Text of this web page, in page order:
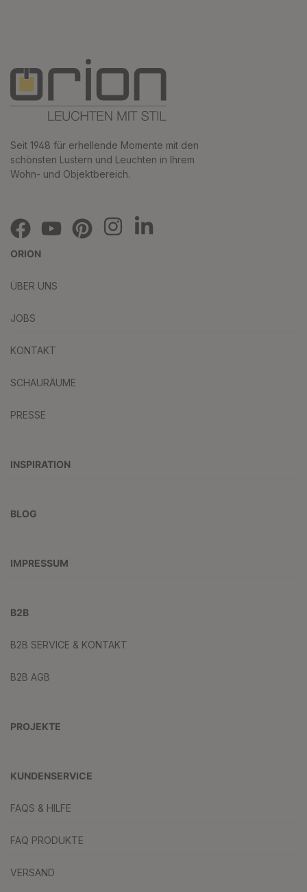
Seit 1948 für erhellende Momente mit den
schönsten Lustern und Leuchten in Ihrem
Wohn- und Objektbereich.
ORION
ÜBER UNS
JOBS
KONTAKT
SCHAURÄUME
PRESSE
INSPIRATION
BLOG
IMPRESSUM
B2B
B2B SERVICE & KONTAKT
B2B AGB
PROJEKTE
KUNDENSERVICE
FAQS & HILFE
FAQ PRODUKTE
VERSAND